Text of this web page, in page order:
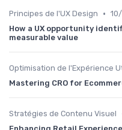
Principes de l'UX Design •
How a UX opportunity
measurable value
Optimisation de l'Expérience
Mastering CRO for
Stratégies de Contenu Visuel